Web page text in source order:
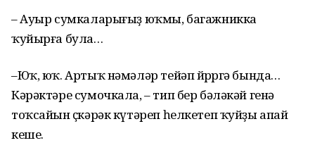
– Ауыр сумкаларығыҙ юҡмы, багажникка
ҡуйырға була…
–Юҡ, юҡ. Артыҡ нәмәләр тейәп йөрөргә бында…
Кәрәктәре сумочкала, – тип бер бәләкәй генә
тоҡсайын өҫкәрәк күтәреп һелкетеп ҡуйҙы апай
кеше.